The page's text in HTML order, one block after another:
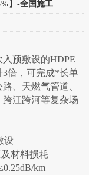
】-全国施工
预敷设的HDPE
倍，可完成*长单
、天燃气管道、
江跨河等复杂场
设
材料损耗
km